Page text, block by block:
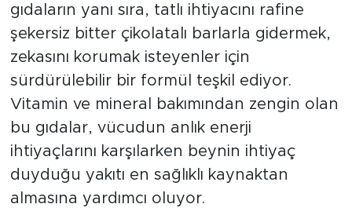
gıdaların yanı sıra, tatlı ihtiyacını rafine
şekersiz bitter çikolatalı barlarla gidermek,
zekasını korumak isteyenler için
sürdürülebilir bir formül teşkil ediyor.
Vitamin ve mineral bakımından zengin olan
bu gıdalar, vücudun anlık enerji
ihtiyaçlarını karşılarken beynin ihtiyaç
duyduğu yakıtı en sağlıklı kaynaktan
almasına yardımcı oluyor.